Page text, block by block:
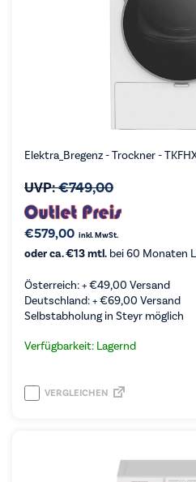
Elektra_Bregenz - Trockner -
UVP:€749,00
€579,00 inkl. MwSt.
oder ca. €13 mtl. bei 60 Monaten
Österreich: +€49,00 Versand
Deutschland: +€69,00 Versand
Selbstabholung in Steyr möglich
Verfügbarkeit: Lagernd
VERGLEICHEN